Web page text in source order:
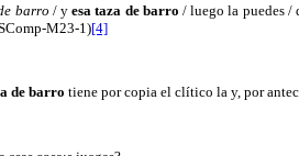
barro / yesa taza de barro / luego la puedes /
M23-1)[4]
de barro tiene por copia el clítico la y, por